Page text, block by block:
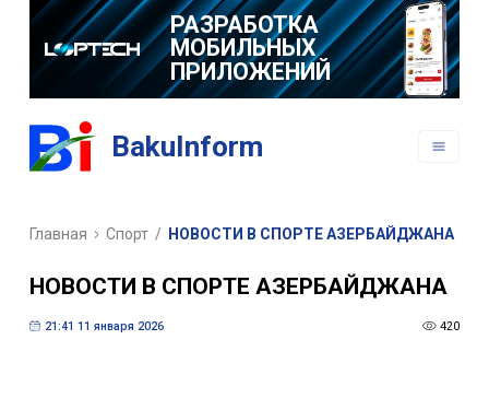
РАЗРАБОТКА
МОБИЛЬНЫХ
ПРИЛОЖЕНИЙ
BakuInform
Главная Спорт / НОВОСТИ В СПОРТЕ АЗЕРБАЙДЖАНА
НОВОСТИ В СПОРТЕ АЗЕРБАЙДЖАНА
21:41 11 января 2026 420